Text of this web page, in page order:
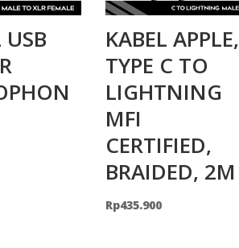
USB
KABEL APPLE,
TYPE C TO
LIGHTNING
MFI
CERTIFIED,
BRAIDED, 2M
Rp435.900